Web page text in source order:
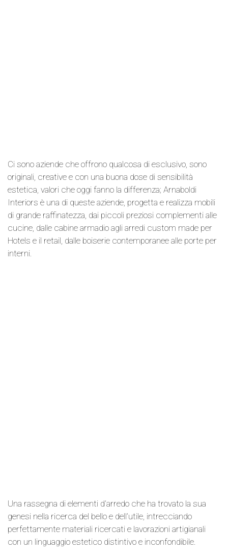
Ci sono aziende che offrono qualcosa di esclusivo, sono
originali, creative e con una buona dose di sensibilità
estetica, valori che oggi fanno la differenza; Arnaboldi
Interiors è una di queste aziende, progetta e realizza mobili
di grande raffinatezza, dai piccoli preziosi complementi alle
cucine, dalle cabine armadio agli arredi custom made per
Hotels e il retail, dalle boiserie contemporanee alle porte per
interni.
Una rassegna di elementi d’arredo che ha trovato la sua
genesi nella ricerca del bello e dell’utile, intrecciando
perfettamente materiali ricercati e lavorazioni artigianali
con un linguaggio estetico distintivo e inconfondibile.